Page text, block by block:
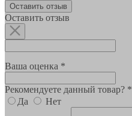
Оставить отзыв
Оставить отзыв
Ваша оценка *
Рекомендуете данный товар? *
Да
Нет